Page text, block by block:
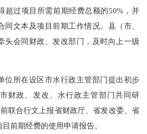
超过项目所需前期经费总额的50%，并
同文本 及项目前期工作情况。县（市、
头会同财政、发改部门，及时向上一级
位所在设区市水行政主管部门提出初步
财政、发改、水行政主管部门共同研
联合行文上报省财政厅、省发改委、省
前期经费的使用申请报告。